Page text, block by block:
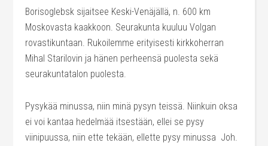
Borisoglebsk sijaitsee Keski-Venäjällä, n. 600 km
Moskovasta kaakkoon. Seurakunta kuuluu Volgan
rovastikuntaan. Rukoilemme erityisesti kirkkoherran
Mihal Starilovin ja hänen perheensä puolesta sekä
seurakuntatalon puolesta.
Pysykää minussa, niin minä pysyn teissä. Niinkuin oksa
ei voi kantaa hedelmää itsestään, ellei se pysy
viinipuussa, niin ette tekään, ellette pysy minussa Joh.